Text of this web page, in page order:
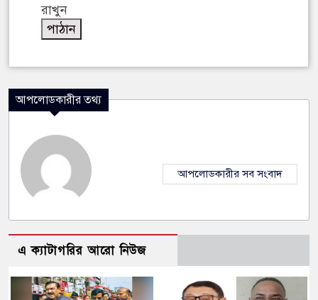
রাখুন
আপলোডকারীর তথ্য
আপলোডকারীর সব সংবাদ
এ ক্যাটাগরির আরো নিউজ